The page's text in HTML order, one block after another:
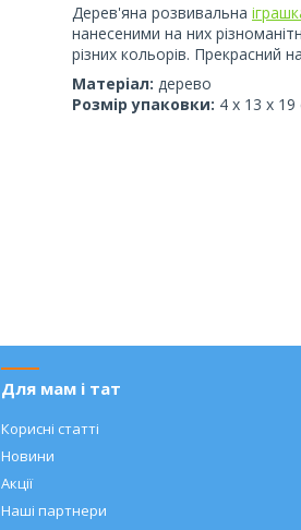
Дерев'яна розвивальна
нанесеними на них
різних кольорів. Прекрасний
Матеріал: дерево
Розмір упаковки: 4 х 13 х 19
Для мам і тат
Корисні статті
Новини
Акції
Наші партнери